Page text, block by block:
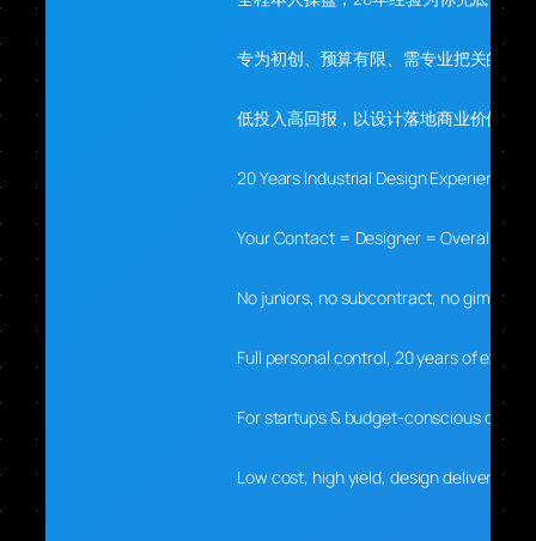
专为初创、预算有限、需专业把关的你
低投入高回报，以设计落地商业价值
20 Years Industrial Design Experience
Your Contact = Designer = Overall Lead
No juniors, no subcontract, no gimmicks
Full personal control, 20 years of
For startups & budget-conscious clients
Low cost, high yield, design delivers